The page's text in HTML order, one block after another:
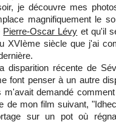
je découvre mes
magnifiquement le
Pierre-Oscar Lévy et qu'il
XVIème siècle que j'ai
disparition récente de
font penser à un autre
m'avait demandé
de mon film suivant,
sur un pot où